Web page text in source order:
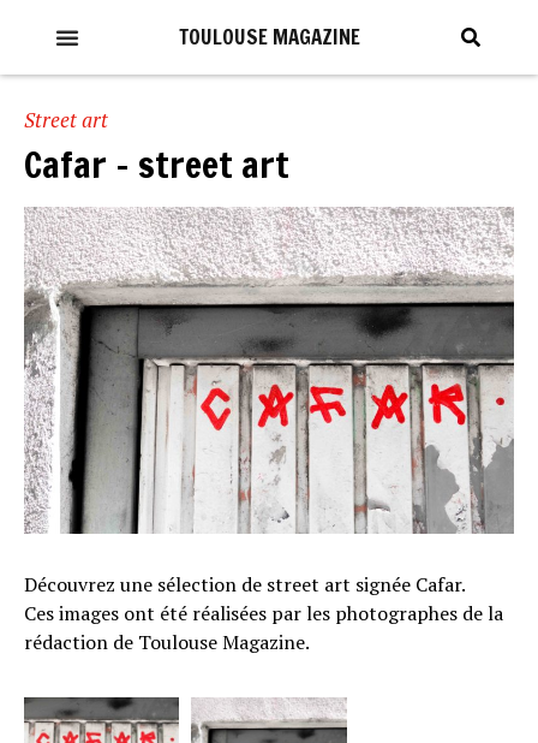
TOULOUSE MAGAZINE
Street art
Cafar – street art
Découvrez une sélection de street art signée Cafar.
Ces images ont été réalisées par les photographes de la
rédaction de Toulouse Magazine.